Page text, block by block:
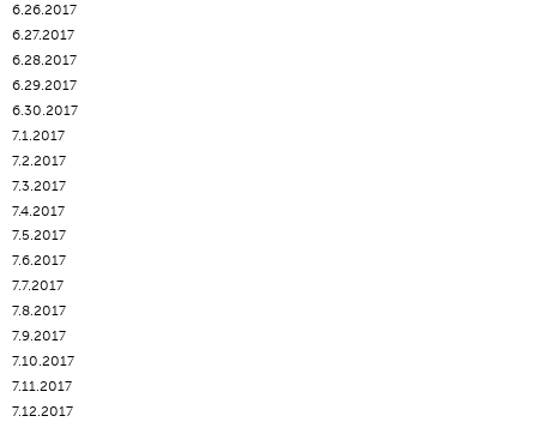
6.26.2017
6.27.2017
6.28.2017
6.29.2017
6.30.2017
7.1.2017
7.2.2017
7.3.2017
7.4.2017
7.5.2017
7.6.2017
7.7.2017
7.8.2017
7.9.2017
7.10.2017
7.11.2017
7.12.2017